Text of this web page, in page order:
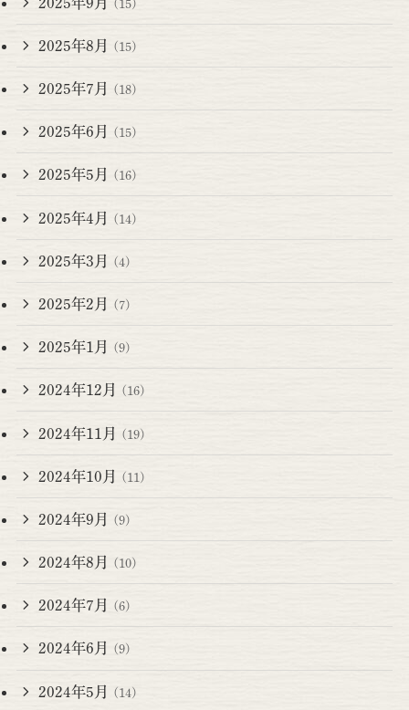
(15)
2025年8月 (15)
2025年7月 (18)
2025年6月 (15)
2025年5月 (16)
2025年4月 (14)
2025年3月 (4)
2025年2月 (7)
2025年1月 (9)
2024年12月 (16)
2024年11月 (19)
2024年10月 (11)
2024年9月 (9)
2024年8月 (10)
2024年7月 (6)
2024年6月 (9)
2024年5月 (14)